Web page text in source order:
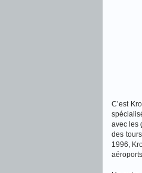
C’est
avec les
des
1996,